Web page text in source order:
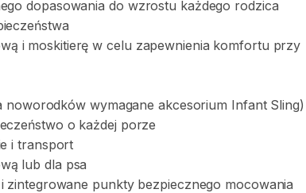
dopasowania do wzrostu każdego rodzica
i moskitierę w celu zapewnienia komfortu przy
noworodków wymagane akcesorium Infant Sling)
o każdej porze
i transport
lub dla psa
i zintegrowane punkty bezpiecznego mocowania